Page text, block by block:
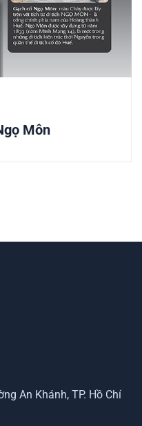
Môn
An Khánh, TP. Hồ Chí